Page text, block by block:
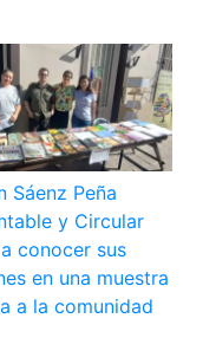
Sáenz Peña
y Circular
conocer sus
en una muestra
a la comunidad